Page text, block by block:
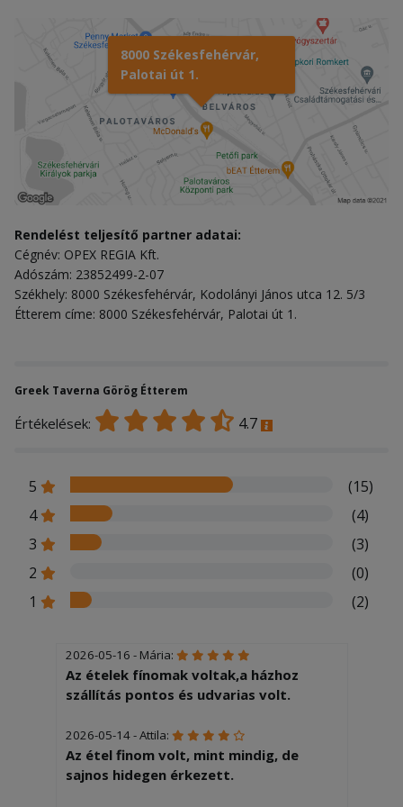
8000 Székesfehérvár,
Palotai út 1.
Rendelést teljesítő partner adatai:
Cégnév: OPEX REGIA Kft.
Adószám: 23852499-2-07
Székhely: 8000 Székesfehérvár, Kodolányi János utca 12. 5/3
Étterem címe: 8000 Székesfehérvár, Palotai út 1.
Greek Taverna Görög Étterem
Értékelések: 4.7
5
(15)
4
(4)
3
(3)
2
(0)
1
(2)
2026-05-16 - Mária:
Az ételek fínomak voltak,a házhoz
szállítás pontos és udvarias volt.
2026-05-14 - Attila:
Az étel finom volt, mint mindig, de
sajnos hidegen érkezett.